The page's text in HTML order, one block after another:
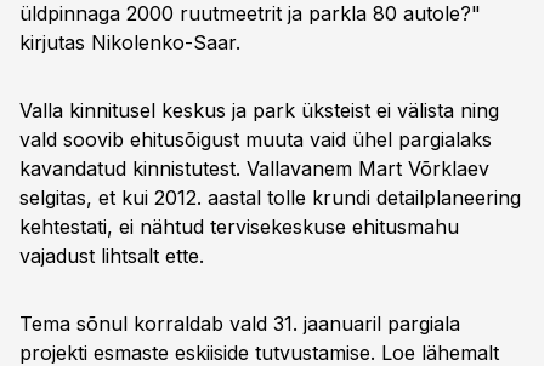
üldpinnaga 2000 ruutmeetrit ja parkla 80 autole?"
kirjutas Nikolenko-Saar.
Valla kinnitusel keskus ja park üksteist ei välista ning
vald soovib ehitusõigust muuta vaid ühel pargialaks
kavandatud kinnistutest. Vallavanem Mart Võrklaev
selgitas, et kui 2012. aastal tolle krundi detailplaneering
kehtestati, ei nähtud tervisekeskuse ehitusmahu
vajadust lihtsalt ette.
Tema sõnul korraldab vald 31. jaanuaril pargiala
projekti esmaste eskiiside tutvustamise. Loe lähemalt